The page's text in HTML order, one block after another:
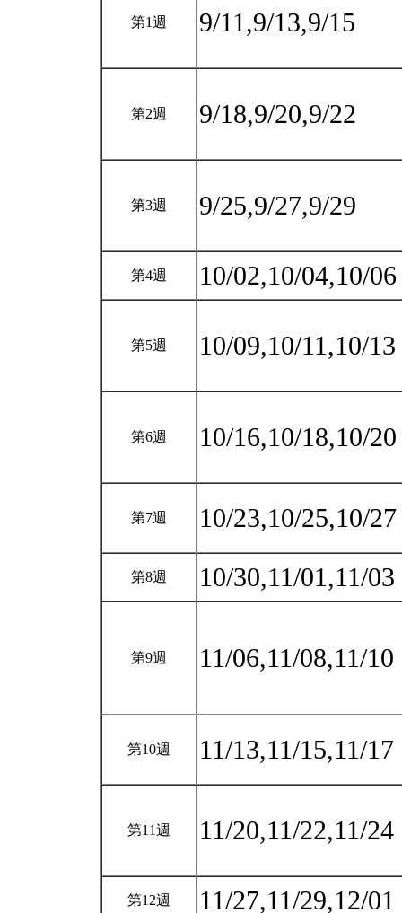
第1週 9/11,9/13,9/15
第2週 9/18,9/20,9/22
第3週 9/25,9/27,9/29
第4週 10/02,10/04,10/
第5週 10/09,10/11,10/13
第6週 10/16,10/18,10/
第7週 10/23,10/25,10/
第8週 10/30,11/01,11/03
第9週 11/06,11/08,11/10
第10週 11/13,11/15,11/17
第11週 11/20,11/22,11/24
第12週 11/27,11/29,12/01